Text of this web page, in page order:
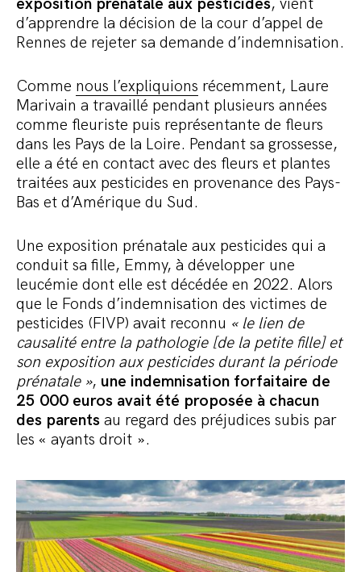
exposition prénatale aux pesticides, vient
d’apprendre la décision de la cour d’appel de
Rennes de rejeter sa demande d’indemnisation.
Comme nous l’expliquions récemment, Laure
Marivain a travaillé pendant plusieurs années
comme fleuriste puis représentante de fleurs
dans les Pays de la Loire. Pendant sa grossesse,
elle a été en contact avec des fleurs et plantes
traitées aux pesticides en provenance des Pays-
Bas et d’Amérique du Sud.
Une exposition prénatale aux pesticides qui a
conduit sa fille, Emmy, à développer une
leucémie dont elle est décédée en 2022. Alors
que le Fonds d’indemnisation des victimes de
pesticides (FIVP) avait reconnu « le lien de
causalité entre la pathologie [de la petite fille] et
son exposition aux pesticides durant la période
prénatale », une indemnisation forfaitaire de
25 000 euros avait été proposée à chacun
des parents au regard des préjudices subis par
les « ayants droit ».